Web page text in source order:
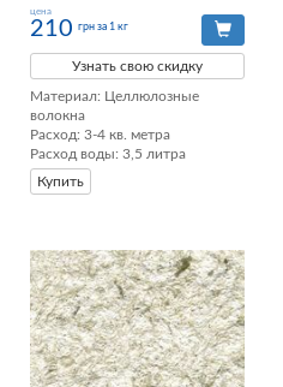
цена
210 грн за 1 кг
Узнать свою скидку
Материал: Целлюлозные
волокна
Расход: 3-4 кв. метра
Расход воды: 3,5 литра
Купить